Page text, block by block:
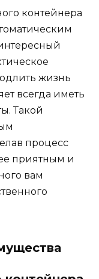
контейнера
жизнь
всегда иметь
Такой
процесс
приятным и
вам